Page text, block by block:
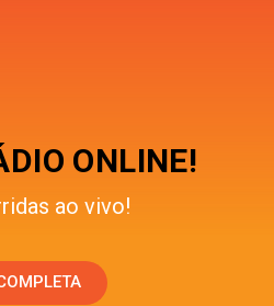
ONLINE!
ao vivo!